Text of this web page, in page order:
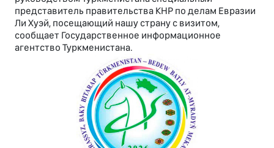
представитель правительства КНР по делам Евразии
Ли Хуэй, посещающий нашу страну с визитом,
сообщает Государственное информационное
агентство Туркменистана.